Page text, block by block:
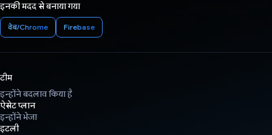
इनकी मदद से बनाया गया
वेब/Chrome Firebase
टीम
इन्होंने बदलाव किया है
ऐसेट प्लान
इन्होंने भेजा
इटली